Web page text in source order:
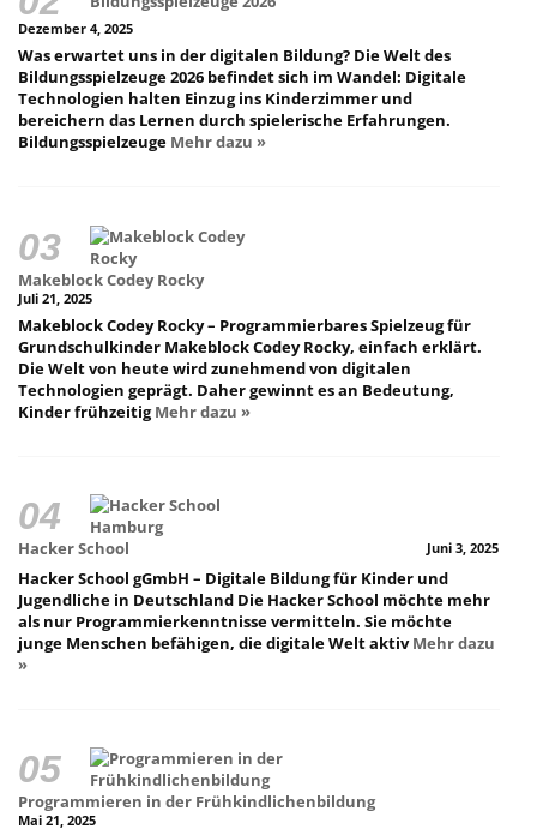
Dezember 4, 2025
Was erwartet uns in der digitalen Bildung? Die Welt des
Bildungsspielzeuge 2026 befindet sich im Wandel: Digitale
Technologien halten Einzug ins Kinderzimmer und
bereichern das Lernen durch spielerische Erfahrungen.
Bildungsspielzeuge Mehr dazu »
Makeblock Codey Rocky
Juli 21, 2025
Makeblock Codey Rocky – Programmierbares Spielzeug für
Grundschulkinder Makeblock Codey Rocky, einfach erklärt.
Die Welt von heute wird zunehmend von digitalen
Technologien geprägt. Daher gewinnt es an Bedeutung,
Kinder frühzeitigMehr dazu »
Hacker School Juni 3, 2025
Hacker School gGmbH – Digitale Bildung für Kinder und
Jugendliche in Deutschland Die Hacker School möchte mehr
als nur Programmierkenntnisse vermitteln. Sie möchte
junge Menschen befähigen, die digitale Welt aktivMehr dazu
»
Programmieren in der Frühkindlichenbildung
Mai 21, 2025